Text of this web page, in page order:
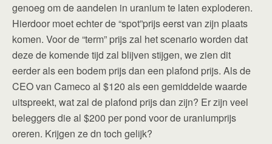
genoeg om de aandelen in uranium te laten exploderen.
Hierdoor moet echter de “spot”prijs eerst van zijn plaats
komen. Voor de “term” prijs zal het scenario worden dat
deze de komende tijd zal blijven stijgen, we zien dit
eerder als een bodem prijs dan een plafond prijs. Als de
CEO van Cameco al $120 als een gemiddelde waarde
uitspreekt, wat zal de plafond prijs dan zijn? Er zijn veel
beleggers die al $200 per pond voor de uraniumprijs
oreren. Krijgen ze dn toch gelijk?